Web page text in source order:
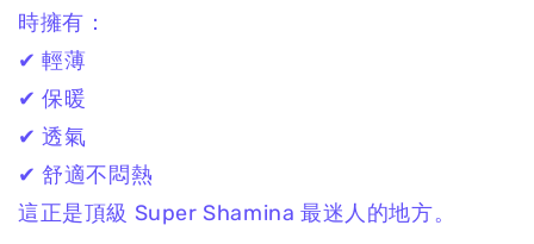
時擁有：
✔ 輕薄
✔ 保暖
✔ 透氣
✔ 舒適不悶熱
這正是頂級 Super Shamina 最迷人的地方。